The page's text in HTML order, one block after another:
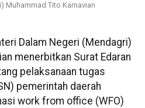
Muhammad Tito Karnavian
Dalam Negeri (Mendagri)
menerbitkan Surat Edaran
pelaksanaan tugas
pemerintah daerah
work from office (WFO)